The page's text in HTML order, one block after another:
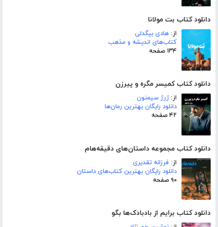
دانلود کتاب بت مولانا
از: هادی بیگدلی
کتاب‌های اندیشه و مذهب
۱۳۴ صفحه
دانلود کتاب کمیسر مگره و پیرزن
از:ژرژ سیمنون
دانلود رایگان بهترین رمان‌ها
۴۲ صفحه
دانلود کتاب مجموعه داستان‌های دقیقه‌هام
از: فرزانه تقدیری
دانلود رایگان بهترین کتاب‌های داستان
۹۰ صفحه
دانلود کتاب برایم از بادبادک‌ها بگو